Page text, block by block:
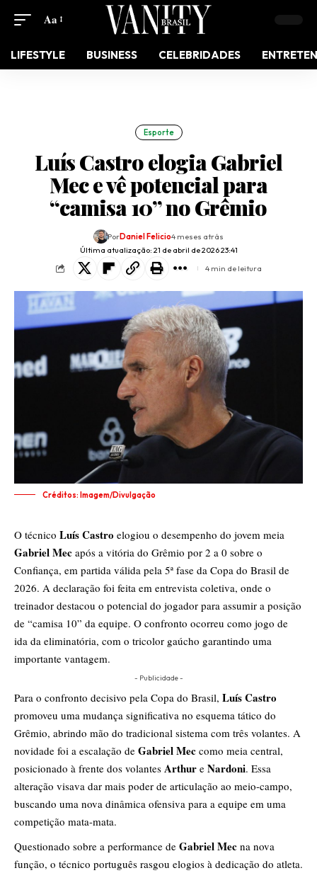
Aa
LIFESTYLE BUSINESS CELEBRIDADES
Esporte
Luís Castro elogia Gabriel
Mec e vê potencial para
“camisa 10” no Grêmio
Última atualização: 21 de abril de 2026 23:41
PorDaniel Felicio4 meses atrás
4 min de leitura
Créditos: Imagem/Divulgação
O técnico Luís Castro elogiou o desempenho do jovem meia
Gabriel Mec após a vitória do Grêmio por 2 a 0 sobre o
Confiança, em partida válida pela 5ª fase da Copa do Brasil de
2026. A declaração foi feita em entrevista coletiva, onde o
treinador destacou o potencial do jogador para assumir a posição
de “camisa 10” da equipe. O confronto ocorreu como jogo de
ida da eliminatória, com o tricolor gaúcho garantindo uma
importante vantagem.
- Publicidade -
Para o confronto decisivo pela Copa do Brasil, Luís Castro
promoveu uma mudança significativa no esquema tático do
Grêmio, abrindo mão do tradicional sistema com três volantes. A
novidade foi a escalação de Gabriel Mec como meia central,
posicionado à frente dos volantes Arthur e Nardoni. Essa
alteração visava dar mais poder de articulação ao meio-campo,
buscando uma nova dinâmica ofensiva para a equipe em uma
competição mata-mata.
Questionado sobre a performance de Gabriel Mec na nova
função, o técnico português rasgou elogios à dedicação do atleta.